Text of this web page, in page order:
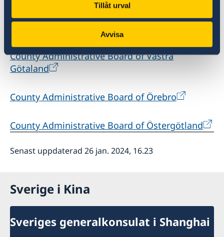
Tillåt urval
Avvisa
County Administrative Board of Västra
Götaland
County Administrative Board of Örebro
County Administrative Board of Östergötland
Senast uppdaterad 26 jan. 2024, 16.23
Sverige i Kina
Sveriges generalkonsulat i Shanghai